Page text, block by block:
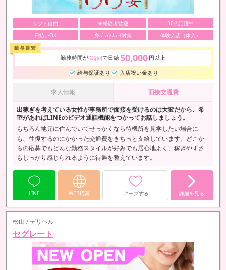
シフト自由 未経験者歓迎
30代活躍中
日払いOK
身ﾊﾞﾚ/ｱﾘﾊﾞｲ対策 体験入店（体入）
勤務時間が6時間で日給 50,000 円以上
給与保証あり
入店祝い金あり
求人情報 面接交通費
出稼ぎを考えている女性が事務所で面接を受けるのは大変だから、希
望があればLINEのビデオ通話機能をつかってお話しましょう。
もちろん地元に住んでいてせっかくなら待機所を見学したい場合に
も、往復するのにかかった交通費をきちっと支給しています。どこか
らの応募でもどんな勤務スタイルが好みでも居心地よく、稼ぎやすさ
もしっかり感じられるように待遇を整えています。
LINE WEB応募 キープする 詳細を見る
松山 / デリヘル
セグレート